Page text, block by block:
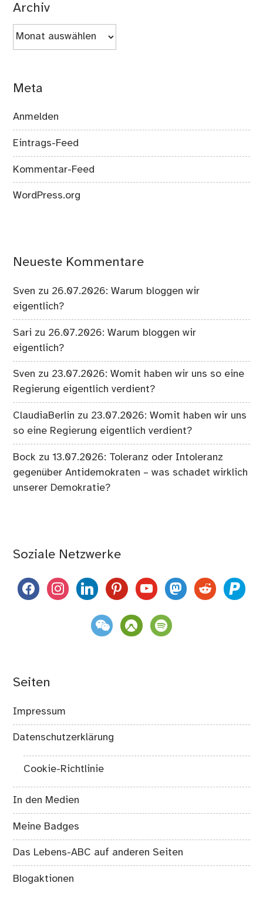
Archiv
Archiv
Meta
Anmelden
Eintrags-Feed
Kommentar-Feed
WordPress.org
Neueste Kommentare
Sven zu 26.07.2026: Warum bloggen wir
eigentlich?
Sari zu 26.07.2026: Warum bloggen wir
eigentlich?
Sven zu 23.07.2026: Womit haben wir uns so eine
Regierung eigentlich verdient?
ClaudiaBerlin zu 23.07.2026: Womit haben wir uns
so eine Regierung eigentlich verdient?
Bock zu13.07.2026: Toleranz oder Intoleranz
gegenüber Antidemokraten – was schadet wirklich
unserer Demokratie?
Soziale Netzwerke
facebookinstagramlinkedinpinterestyoutubemastodon
reddit paypal
weixin komootspotify
Seiten
Impressum
Datenschutzerklärung
Cookie-Richtlinie
In den Medien
Meine Badges
Das Lebens-ABC auf anderen Seiten
Blogaktionen